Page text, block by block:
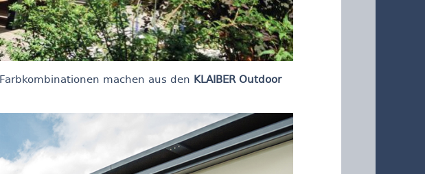
machen aus den KLAIBER Outdoor